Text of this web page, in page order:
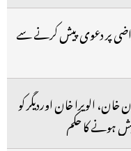
پر دعوی پیش کرنے سے
خان، الویرا خان اوردیگر کو